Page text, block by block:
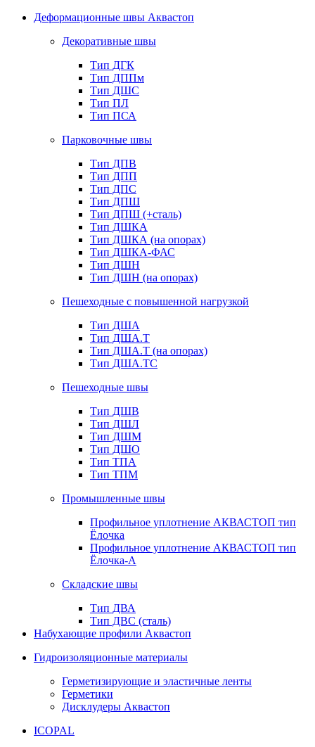
Деформационные швы Аквастоп
Декоративные швы
Тип ДГК
Тип ДППм
Тип ДШС
Тип ПЛ
Тип ПСА
Парковочные швы
Тип ДПВ
Тип ДПП
Тип ДПС
Тип ДПШ
Тип ДПШ (+сталь)
Тип ДШКА
Тип ДШКА (на опорах)
Тип ДШКА-ФАС
Тип ДШН
Тип ДШН (на опорах)
Пешеходные с повышенной нагрузкой
Тип ДША
Тип ДША.Т
Тип ДША.Т (на опорах)
Тип ДША.ТС
Пешеходные швы
Тип ДШВ
Тип ДШЛ
Тип ДШМ
Тип ДШО
Тип ТПА
Тип ТПМ
Промышленные швы
Профильное уплотнение АКВАСТОП тип
Ёлочка
Профильное уплотнение АКВАСТОП тип
Ёлочка-А
Складские швы
Тип ДВА
Тип ДВС (сталь)
Набухающие профили Аквастоп
Гидроизоляционные материалы
Герметизирующие и эластичные ленты
Герметики
Дисклудеры Аквастоп
ICOPAL